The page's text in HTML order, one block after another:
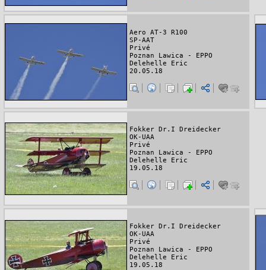
Aero AT-3 R100
SP-AAT
Privé
Poznan Lawica - EPPO
Delehelle Eric
20.05.18
Fokker Dr.I Dreidecker
OK-UAA
Privé
Poznan Lawica - EPPO
Delehelle Eric
19.05.18
Fokker Dr.I Dreidecker
OK-UAA
Privé
Poznan Lawica - EPPO
Delehelle Eric
19.05.18